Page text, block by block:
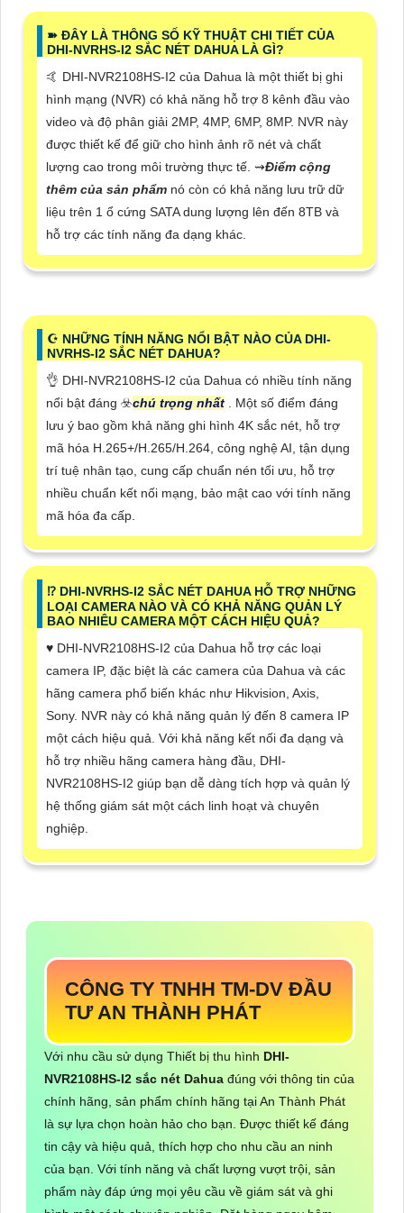
➽ ĐÂY LÀ THÔNG SỐ KỸ THUẬT CHI TIẾT CỦA
DHI-NVRHS-I2 SẮC NÉT DAHUA LÀ GÌ?
🤙 DHI-NVR2108HS-I2 của Dahua là một thiết bị ghi
hình mạng (NVR) có khả năng hỗ trợ 8 kênh đầu vào
video và độ phân giải 2MP, 4MP, 6MP, 8MP. NVR này
được thiết kế để giữ cho hình ảnh rõ nét và chất
lượng cao trong môi trường thực tế. ⇝Điểm cộng
thêm của sản phẩm nó còn có khả năng lưu trữ dữ
liệu trên 1 ổ cứng SATA dung lượng lên đến 8TB và
hỗ trợ các tính năng đa dạng khác.
☪ NHỮNG TÍNH NĂNG NỔI BẬT NÀO CỦA DHI-
NVRHS-I2 SẮC NÉT DAHUA?
👌 DHI-NVR2108HS-I2 của Dahua có nhiều tính năng
nổi bật đáng ☣️chú trọng nhất . Một số điểm đáng
lưu ý bao gồm khả năng ghi hình 4K sắc nét, hỗ trợ
mã hóa H.265+/H.265/H.264, công nghệ AI, tận dụng
trí tuệ nhân tạo, cung cấp chuẩn nén tối ưu, hỗ trợ
nhiều chuẩn kết nối mạng, bảo mật cao với tính năng
mã hóa đa cấp.
⁉️ DHI-NVRHS-I2 SẮC NÉT DAHUA HỖ TRỢ NHỮNG
LOẠI CAMERA NÀO VÀ CÓ KHẢ NĂNG QUẢN LÝ
BAO NHIÊU CAMERA MỘT CÁCH HIỆU QUẢ?
♥️ DHI-NVR2108HS-I2 của Dahua hỗ trợ các loại
camera IP, đặc biệt là các camera của Dahua và các
hãng camera phổ biến khác như Hikvision, Axis,
Sony. NVR này có khả năng quản lý đến 8 camera IP
một cách hiệu quả. Với khả năng kết nối đa dạng và
hỗ trợ nhiều hãng camera hàng đầu, DHI-
NVR2108HS-I2 giúp bạn dễ dàng tích hợp và quản lý
hệ thống giám sát một cách linh hoạt và chuyên
nghiệp.
CÔNG TY TNHH TM-DV ĐẦU
TƯ AN THÀNH PHÁT
Với nhu cầu sử dụng Thiết bị thu hình DHI-
NVR2108HS-I2 sắc nét Dahua đúng với thông tin của
chính hãng, sản phẩm chính hãng tại An Thành Phát
là sự lựa chọn hoàn hảo cho bạn. Được thiết kế đáng
tin cậy và hiệu quả, thích hợp cho nhu cầu an ninh
của bạn. Với tính năng và chất lượng vượt trội, sản
phẩm này đáp ứng mọi yêu cầu về giám sát và ghi